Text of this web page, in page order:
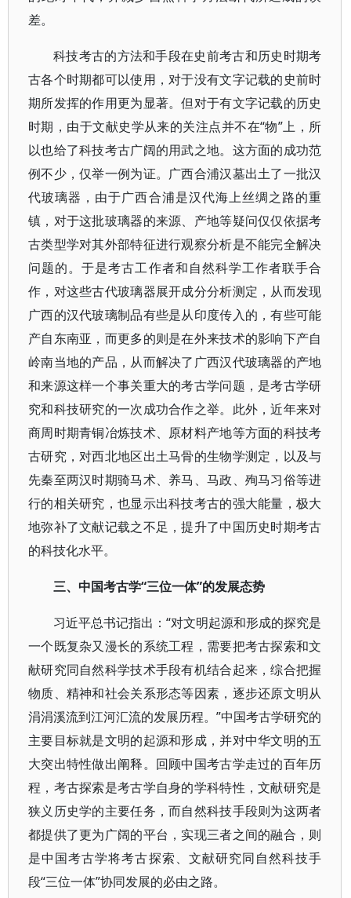
差。
科技考古的方法和手段在史前考古和历史时期考
古各个时期都可以使用，对于没有文字记载的史前时
期所发挥的作用更为显著。但对于有文字记载的历史
时期，由于文献史学从来的关注点并不在“物”上，所
以也给了科技考古广阔的用武之地。这方面的成功范
例不少，仅举一例为证。广西合浦汉墓出土了一批汉
代玻璃器，由于广西合浦是汉代海上丝绸之路的重
镇，对于这批玻璃器的来源、产地等疑问仅仅依据考
古类型学对其外部特征进行观察分析是不能完全解决
问题的。于是考古工作者和自然科学工作者联手合
作，对这些古代玻璃器展开成分分析测定，从而发现
广西的汉代玻璃制品有些是从印度传入的，有些可能
产自东南亚，而更多的则是在外来技术的影响下产自
岭南当地的产品，从而解决了广西汉代玻璃器的产地
和来源这样一个事关重大的考古学问题，是考古学研
究和科技研究的一次成功合作之举。此外，近年来对
商周时期青铜冶炼技术、原材料产地等方面的科技考
古研究，对西北地区出土马骨的生物学测定，以及与
先秦至两汉时期骑马术、养马、马政、殉马习俗等进
行的相关研究，也显示出科技考古的强大能量，极大
地弥补了文献记载之不足，提升了中国历史时期考古
的科技化水平。
三、中国考古学“三位一体”的发展态势
习近平总书记指出：“对文明起源和形成的探究是
一个既复杂又漫长的系统工程，需要把考古探索和文
献研究同自然科学技术手段有机结合起来，综合把握
物质、精神和社会关系形态等因素，逐步还原文明从
涓涓溪流到江河汇流的发展历程。”中国考古学研究的
主要目标就是文明的起源和形成，并对中华文明的五
大突出特性做出阐释。回顾中国考古学走过的百年历
程，考古探索是考古学自身的学科特性，文献研究是
狭义历史学的主要任务，而自然科技手段则为这两者
都提供了更为广阔的平台，实现三者之间的融合，则
是中国考古学将考古探索、文献研究同自然科技手
段“三位一体”协同发展的必由之路。